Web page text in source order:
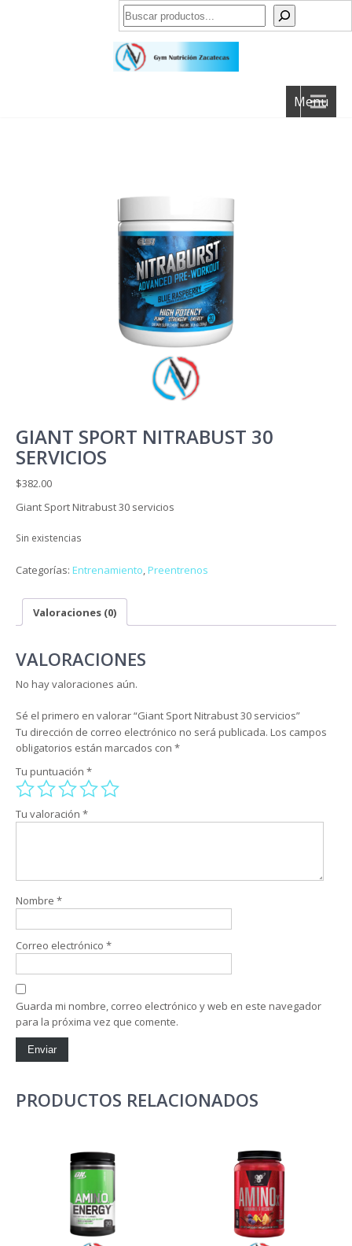
Buscar
Menu
GIANT SPORT NITRABUST 30
SERVICIOS
$382.00
Giant Sport Nitrabust 30 servicios
Sin existencias
Categorías: Entrenamiento,Preentrenos
Valoraciones (0)
VALORACIONES
No hay valoraciones aún.
Sé el primero en valorar “Giant Sport Nitrabust 30 servicios”
Tu dirección de correo electrónico no será publicada. Los campos
obligatorios están marcados con *
Tu puntuación *
Tu valoración *
Nombre *
Correo electrónico *
Guarda mi nombre, correo electrónico y web en este navegador
para la próxima vez que comente.
PRODUCTOS RELACIONADOS